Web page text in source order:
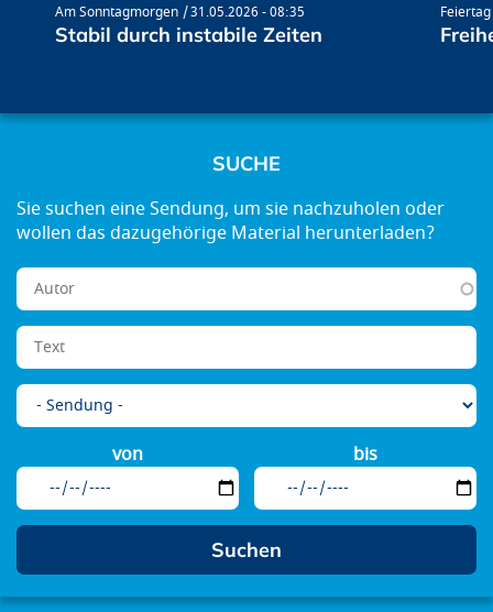
Am Sonntagmorgen 31.05.2026 - 08:35
Stabil durch instabile Zeiten
Feiertag
SUCHE
von bis